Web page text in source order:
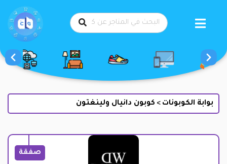
بوابة الكوبونات > كوبون دانيال ولينغتون
صفقة